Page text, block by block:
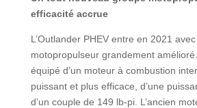
efficacité accrue
L’Outlander PHEV entre en 2021
motopropulseur grandement
équipé d’un moteur à combustion
puissant et plus efficace, d’une
d’un couple de 149 lb-pi. L’ancien